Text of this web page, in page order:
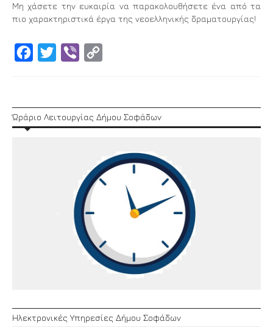
Μη χάσετε την ευκαιρία να παρακολουθήσετε ένα από τα
πιο χαρακτηριστικά έργα της νεοελληνικής δραματουργίας!
Facebook
Twitter Viber
Ώράριο Λειτουργίας Δήμου Σοφάδων
Ηλεκτρονικές Υπηρεσίες Δήμου Σοφάδων